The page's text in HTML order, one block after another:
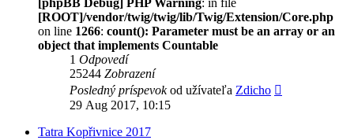
[ROOT]/vendor/twig/twig/lib/Twig/Extension/Core.php
on line 1266: count(): Parameter must be an array or an
object that implements Countable
1 Odpovedí
25244 Zobrazení
Posledný príspevokod užívateľa Zdicho
29 Aug 2017, 10:15
Tatra Kopřivnice 2017